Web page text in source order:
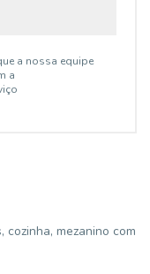
a nossa equipe
a
cozinha, mezanino com